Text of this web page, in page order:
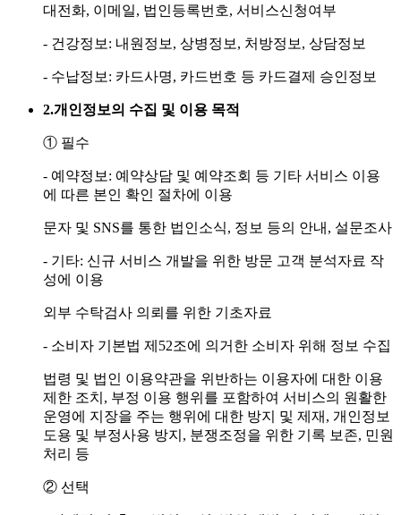
대전화, 이메일, 법인등록번호, 서비스신청여부
- 건강정보: 내원정보, 상병정보, 처방정보, 상담정보
- 수납정보: 카드사명, 카드번호 등 카드결제 승인정보
2.개인정보의 수집 및 이용 목적
① 필수
- 예약정보: 예약상담 및 예약조회 등 기타 서비스 이용
에 따른 본인 확인 절차에 이용
문자 및 SNS를 통한 법인소식, 정보 등의 안내, 설문조사
- 기타: 신규 서비스 개발을 위한 방문 고객 분석자료 작
성에 이용
외부 수탁검사 의뢰를 위한 기초자료
- 소비자 기본법 제52조에 의거한 소비자 위해 정보 수집
법령 및 법인 이용약관을 위반하는 이용자에 대한 이용
제한 조치, 부정 이용 행위를 포함하여 서비스의 원활한
운영에 지장을 주는 행위에 대한 방지 및 제재, 개인정보
도용 및 부정사용 방지, 분쟁조정을 위한 기록 보존, 민원
처리 등
② 선택